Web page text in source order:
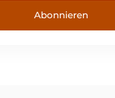
Abonnieren